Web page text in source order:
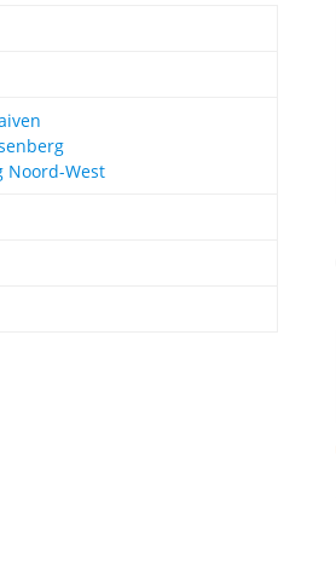
Noord-West